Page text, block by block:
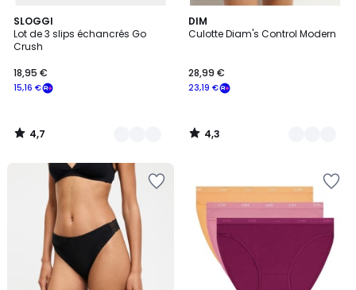
SLOGGI
Lot de 3 slips échancrés Go
Crush
15,16 €
18,95 €
4,7
/ 5
3
Couleurs
4,7
/
DIM
Culotte Diam's Control Modern
23,19 €
28,99 €
4,3
/ 5
2
Couleurs
4,3
/